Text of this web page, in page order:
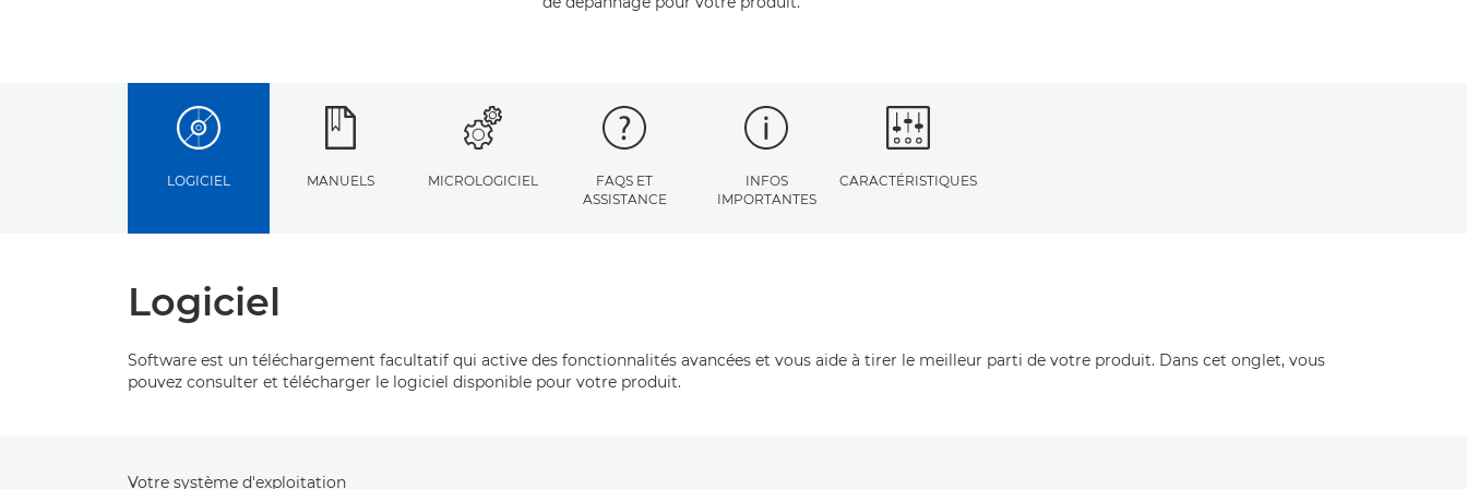
LOGICIEL MANUELS MICROLOGICIEL
FAQS ET
ASSISTANCE
INFOS
IMPORTANTES
CARACTÉRISTIQUES
Logiciel
Software est un téléchargement facultatif qui active des fonctionnalités avancées et vous aide à tirer le meilleur parti de votre produit. Dans cet onglet, vous
pouvez consulter et télécharger le logiciel disponible pour votre produit.
Votre système d'exploitation